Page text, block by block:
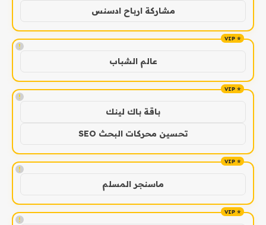
مشاركة ارباح ادسنس
!
عالم الشباب
!
باقة باك لينك
تحسين محركات البحث SEO
!
ماسنجر المسلم
!